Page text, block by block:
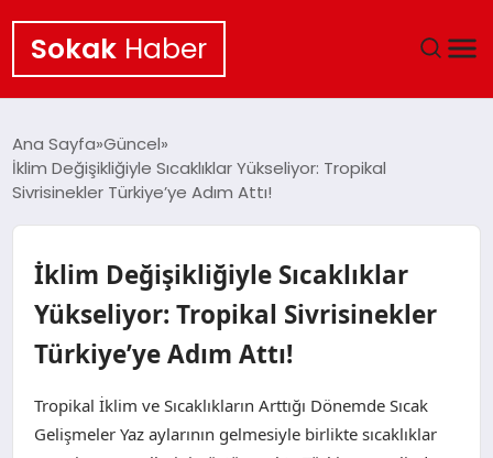
Sokak Haber
EKONOMI
KÜLTÜR SANAT
SAĞLIK
Ana Sayfa Güncel
İklim Değişikliğiyle Sıcaklıklar Yükseliyor: Tropikal
Sivrisinekler Türkiye’ye Adım Attı!
İklim Değişikliğiyle Sıcaklıklar
Yükseliyor: Tropikal Sivrisinekler
Türkiye’ye Adım Attı!
Tropikal İklim ve Sıcaklıkların Arttığı Dönemde Sıcak
Gelişmeler Yaz aylarının gelmesiyle birlikte sıcaklıklar